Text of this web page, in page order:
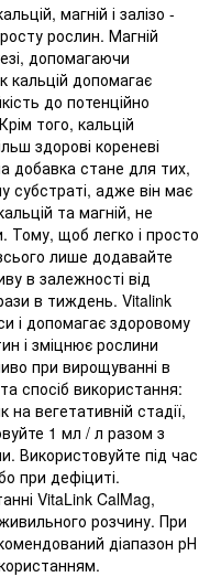
магній і залізо -
рослин. Магній
допомагаючи
кальцій допомагає
до потенційно
того, кальцій
здорові кореневі
добавка стане для тих,
субстраті, адже він має
та магній, не
щоб легко і просто
лише додавайте
в залежності від
в тиждень. Vitalink
і допомагає здоровому
і зміцнює рослини
при вирощуванні в
спосіб використання:
вегетативній стадії,
1 мл / л разом з
Використовуйте під час
при дефіциті.
VitaLink CalMag,
розчину. При
діапазон рН